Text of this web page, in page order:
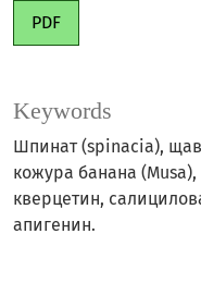
PDF
Keywords
Шпинат (spinacia),
кожура банана
кверцетин,
апигенин.